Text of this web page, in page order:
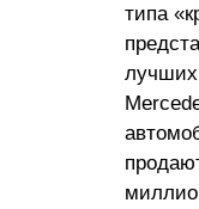
типа
лучших